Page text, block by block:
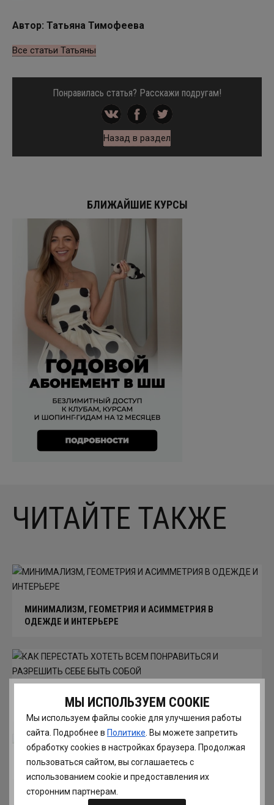
МЫ ИСПОЛЬЗУЕМ COOKIE
Мы используем файлы cookie для улучшения работы
сайта. Подробнее в Политике . Вы можете запретить
обработку сookies в настройках браузера. Продолжая
пользоваться сайтом, вы соглашаетесь с
использованием cookie и предоставления их
сторонним партнерам.
Автор: Татьяна Тимофеева
Все статьи Татьяны
Понравилась статья? Расскажи подругам!
Назад в раздел
БЛИЖАЙШИЕ КУРСЫ
ЧИТАЙТЕ ТАКЖЕ
МИНИМАЛИЗМ, ГЕОМЕТРИЯ И АСИММЕТРИЯ В
ОДЕЖДЕ И ИНТЕРЬЕРЕ
РАЗРЕШИТЬ СЕБЕ БЫТЬ СОБОЙ
МОЕ ИНТЕРВЬЮ ДЛЯ BEAUTYHACK.RU